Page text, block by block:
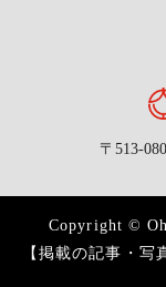
〒513-
Copyright ©
【掲載の記事・